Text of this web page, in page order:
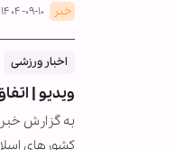
خبر ۱۴۰۴-۰۹-۱۰ ۱۷:۳۶
اخبار ورزشی
ویدیو |
به گزارش
کشورهای